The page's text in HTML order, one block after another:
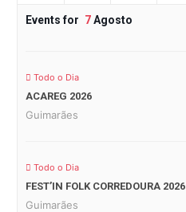
Events for 7Agosto
Todo o Dia
ACAREG 2026
Guimarães
Todo o Dia
FEST’IN FOLK CORREDOURA 2026
Guimarães